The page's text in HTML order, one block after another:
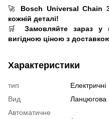
🚀
Bosch Universal Chain
кожній деталі!
🛒
Замовляйте зараз у
вигідною ціною з
Характеристики
тип
Електричні
Вид
Ланцюгова
Автоматичне